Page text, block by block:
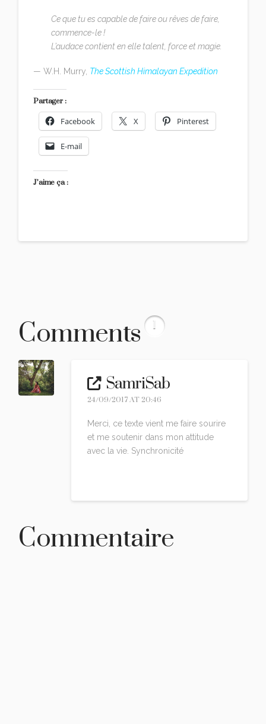
Ce que tu es capable de faire ou rêves de faire,
commence-le !
L’audace contient en elle talent, force et magie.
— W.H. Murry, The Scottish Himalayan Expedition
Partager :
Facebook X Pinterest
E-mail
J’aime ça :
Comments 1
SamriSab
24/09/2017 AT 20:46
Merci, ce texte vient me faire sourire
et me soutenir dans mon attitude
avec la vie. Synchronicité
Commentaire